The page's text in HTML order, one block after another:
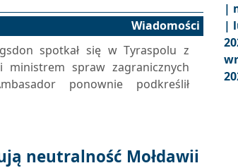
Wiadomości
spotkał się w Tyraspolu z
ministrem spraw zagranicznych
ponownie podkreślił
neutralność Mołdawii
|
|